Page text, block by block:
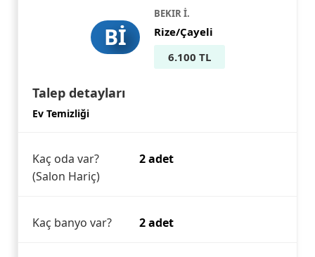
Bİ
BEKIR İ.
Rize/Çayeli
6.100 TL
Talep detayları
Ev Temizliği
Kaç oda var?
(Salon Hariç)
2 adet
Kaç banyo var? 2 adet